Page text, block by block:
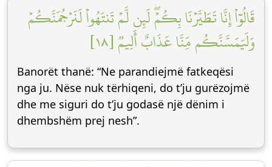
قَالُوٓاْ إِنَّا تَطَيَّرۡنَا بِكُمۡۖ لَئِن لَّمۡ تَنتَهُواْ لَنَرۡجُمَنَّكُمۡ
وَلَيَمَسَّنَّكُم مِّنَّا عَذَابٌ أَلِيمٞ [١٨]
Banorët thanë: “Ne parandiejmë fatkeqësi
nga ju. Nëse nuk tërhiqeni, do t’ju gurëzojmë
dhe me siguri do t’ju godasë një dënim i
dhembshëm prej nesh”.